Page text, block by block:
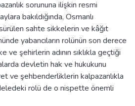
sorununa ilişkin resmi
bakıldığında, Osmanlı
sahte sikkelerin ve kâğıt
yabancıların rolünün son derece
ve şehirlerin adının sıklıkla geçtiği
devletin hak ve hukukunu
ve şehbenderliklerin kalpazanlıkla
rolü de o nispette önemli